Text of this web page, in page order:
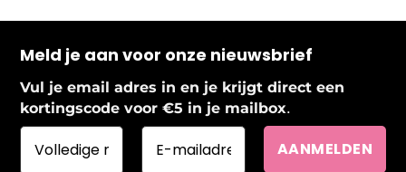
Meld je aan voor onze nieuwsbrief
Vul je email adres in en je krijgt direct een
kortingscode voor €5 in je mailbox.